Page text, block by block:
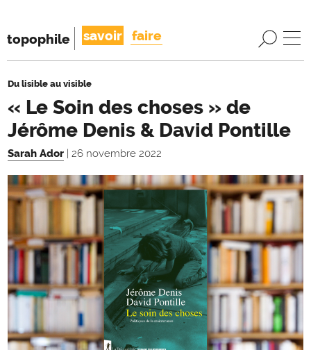
topophile savoir faire
Du lisible au visible
« Le Soin des choses » de
Jérôme Denis & David Pontille
Sarah Ador | 26 novembre 2022